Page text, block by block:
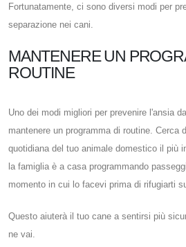
Fortunatamente, ci sono diversi modi per
separazione nei cani.
MANTENERE UN
ROUTINE
Uno dei modi migliori per prevenire l'ansia
mantenere un programma di routine. Cerca
quotidiana del tuo animale domestico il più
la famiglia è a casa programmando
momento in cui lo facevi prima di rifugiarti
Questo aiuterà il tuo cane a sentirsi più
ne vai.